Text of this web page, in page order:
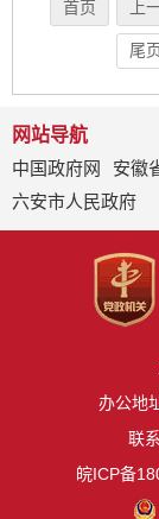
首页 上
尾页
网站导航
中国政府网
安徽
六安市人民政府
办公地
联
皖ICP备